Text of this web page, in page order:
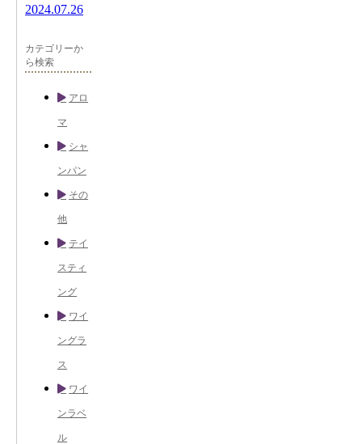
2024.07.26
カテゴリーか
ら検索
アロ
マ
シャ
ンパン
その
他
テイ
スティ
ング
ワイ
ングラ
ス
ワイ
ンラベ
ル